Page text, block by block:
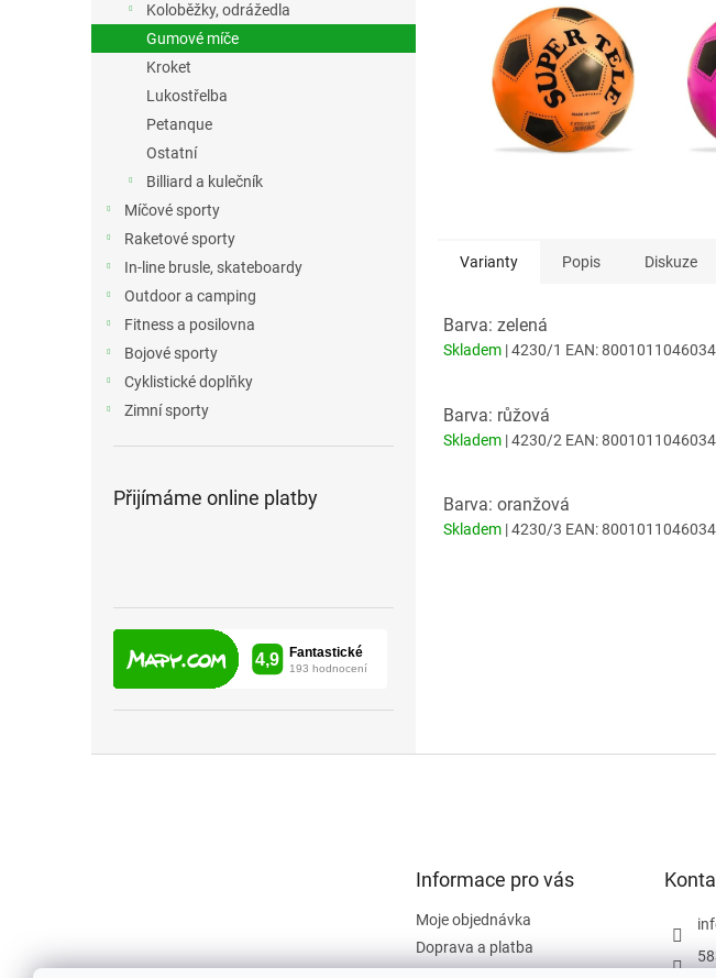
e
l
Koloběžky, odrážedla
Gumové míče
Kroket
Lukostřelba
Petanque
Ostatní
Billiard a kulečník
Míčové sporty
Raketové sporty
In-line brusle, skateboardy
Outdoor a camping
Fitness a posilovna
Bojové sporty
Cyklistické doplňky
Zimní sporty
Přijímáme online platby
Varianty Popis Diskuze
Barva: zelená
Skladem | 4230/1 EAN:8001011046034
Barva: růžová
Skladem | 4230/2 EAN:8001011046034
Barva: oranžová
Skladem | 4230/3 EAN:8001011046034
Informace pro vás
Moje objednávka
Doprava a platba